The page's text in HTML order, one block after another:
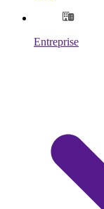
Entreprise